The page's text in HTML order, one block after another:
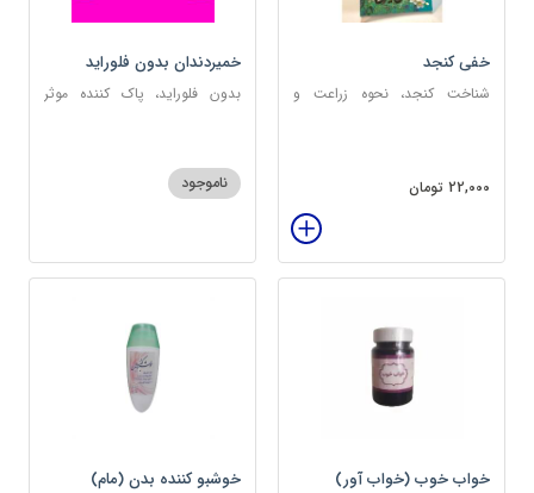
خفی کنجد
شناخت کنجد، نحوه زراعت و
22,000 تومان
خمیردندان بدون فلوراید
آلفادنت
بدون فلوراید، پاک کننده موثر
ناموجود
خواب خوب (خواب آور) خوشبو کننده بدن (مام)